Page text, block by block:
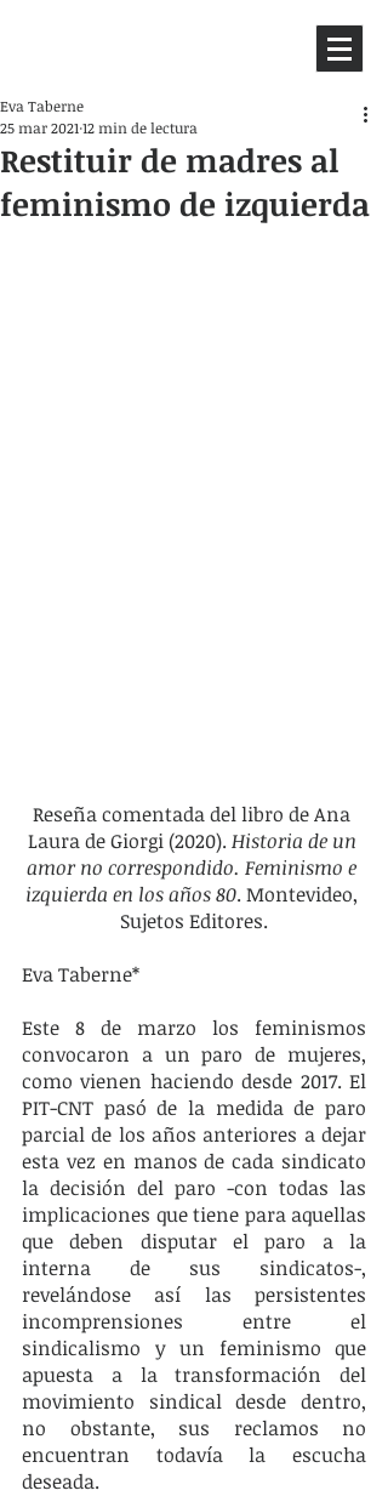
Restituir de madres al
feminismo de izquierda
Eva Taberne
25 mar 2021 12 min de lectura
Reseña comentada del libro de Ana
Laura de Giorgi (2020). Historia de un
amor no correspondido. Feminismo e
izquierda en los años 80. Montevideo,
Sujetos Editores.
Eva Taberne*
Este 8 de marzo los feminismos
convocaron a un paro de mujeres,
como vienen haciendo desde 2017. El
PIT-CNT pasó de la medida de paro
parcial de los años anteriores a dejar
esta vez en manos de cada sindicato
la decisión del paro -con todas las
implicaciones que tiene para aquellas
que deben disputar el paro a la
interna de sus sindicatos-,
revelándose así las persistentes
incomprensiones entre el
sindicalismo y un feminismo que
apuesta a la transformación del
movimiento sindical desde dentro,
no obstante, sus reclamos no
encuentran todavía la escucha
deseada.